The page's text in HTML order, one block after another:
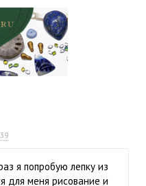
я попробую лепку из
для меня рисование и